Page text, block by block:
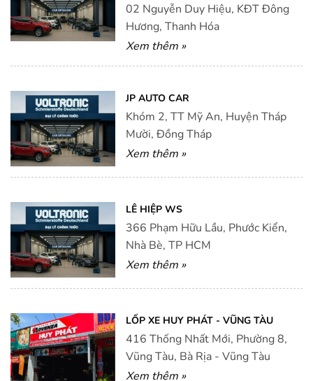
02 Nguyễn Duy Hiệu, KĐT Đông
Hương, Thanh Hóa
Xem thêm »
JP AUTO CAR
Khóm 2, TT Mỹ An, Huyện Tháp
Mười, Đồng Tháp
Xem thêm »
LÊ HIỆP WS
366 Phạm Hữu Lầu, Phước Kiển,
Nhà Bè, TP HCM
Xem thêm »
LỐP XE HUY PHÁT - VŨNG TÀU
416 Thống Nhất Mới, Phường 8,
Vũng Tàu, Bà Rịa - Vũng Tàu
Xem thêm »